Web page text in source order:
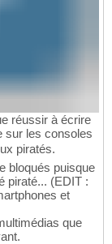
réussir à écrire
sur les consoles
piratés.
bloqués puisque
piraté... (EDIT :
et
que